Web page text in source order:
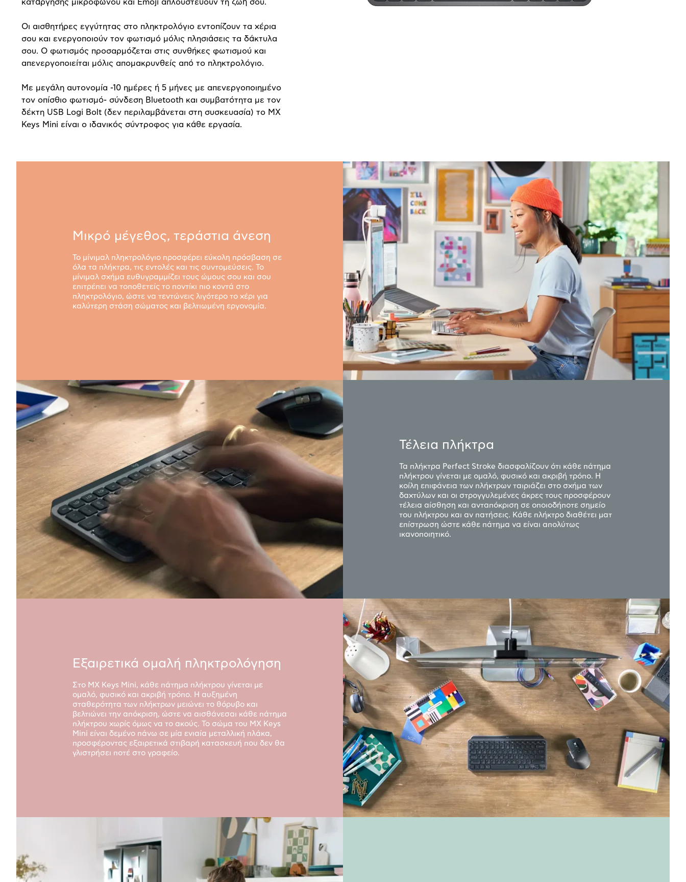
κατάργησης μικροφώνου και Emoji απλουστεύουν τη ζωή σου.
Οι αισθητήρες εγγύτητας στο πληκτρολόγιο εντοπίζουν τα χέρια
σου και ενεργοποιούν τον φωτισμό μόλις πλησιάσεις τα δάκτυλα
σου. Ο φωτισμός προσαρμόζεται στις συνθήκες φωτισμού και
απενεργοποιείται μόλις απομακρυνθείς από το πληκτρολόγιο.
Με μεγάλη αυτονομία -10 ημέρες ή 5 μήνες με απενεργοποιημένο
τον οπίσθιο φωτισμό- σύνδεση Bluetooth και συμβατότητα με τον
δέκτη USB Logi Bolt (δεν περιλαμβάνεται στη συσκευασία) το MX
Keys Mini είναι ο ιδανικός σύντροφος για κάθε εργασία.
Μικρό μέγεθος, τεράστια άνεση
Το μίνιμαλ πληκτρολόγιο προσφέρει εύκολη πρόσβαση σε
όλα τα πλήκτρα, τις εντολές και τις συντομεύσεις. Το
μίνιμαλ σχήμα ευθυγραμμίζει τους ώμους σου και σου
επιτρέπει να τοποθετείς το ποντίκι πιο κοντά στο
πληκτρολόγιο, ώστε να τεντώνεις λιγότερο το χέρι για
καλύτερη στάση σώματος και βελτιωμένη εργονομία.
Τέλεια πλήκτρα
Τα πλήκτρα Perfect Stroke διασφαλίζουν ότι κάθε πάτημα
πλήκτρου γίνεται με ομαλό, φυσικό και ακριβή τρόπο. Η
κοίλη επιφάνεια των πλήκτρων ταιριάζει στο σχήμα των
δαχτύλων και οι στρογγυλεμένες άκρες τους προσφέρουν
τέλεια αίσθηση και ανταπόκριση σε οποιοδήποτε σημείο
του πλήκτρου και αν πατήσεις. Κάθε πλήκτρο διαθέτει ματ
επίστρωση ώστε κάθε πάτημα να είναι απολύτως
ικανοποιητικό.
Εξαιρετικά ομαλή πληκτρολόγηση
Στο MX Keys Mini, κάθε πάτημα πλήκτρου γίνεται με
ομαλό, φυσικό και ακριβή τρόπο. Η αυξημένη
σταθερότητα των πλήκτρων μειώνει το θόρυβο και
βελτιώνει την απόκριση, ώστε να αισθάνεσαι κάθε πάτημα
πλήκτρου χωρίς όμως να το ακούς. Το σώμα του MX Keys
Mini είναι δεμένο πάνω σε μία ενιαία μεταλλική πλάκα,
προσφέροντας εξαιρετικά στιβαρή κατασκευή που δεν θα
γλιστρήσει ποτέ στο γραφείο.